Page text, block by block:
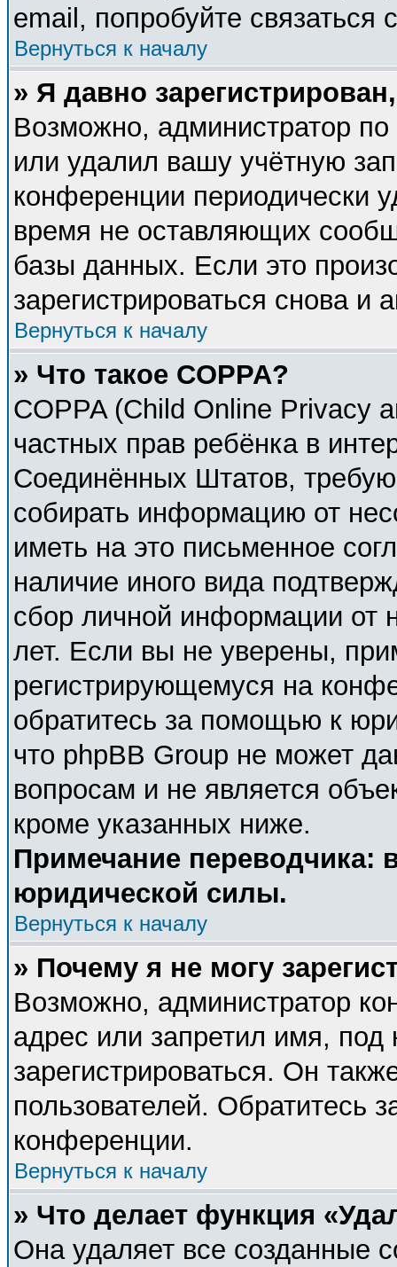
email, попробуйте связаться
Вернуться к началу
» Я давно
Возможно, администратор по
или удалил вашу учётную
конференции периодически
время не оставляющих
базы данных. Если это
зарегистрироваться снова и
Вернуться к началу
» Что такое COPPA?
COPPA (Child Online Privacy
частных прав ребёнка в
Соединённых Штатов,
собирать информацию от
иметь на это письменное
наличие иного вида
сбор личной информации от
лет. Если вы не уверены,
регистрирующемуся на
обратитесь за помощью к
что phpBB Group не может
вопросам и не является
кроме указанных ниже.
Примечание переводчика:
юридической силы.
Вернуться к началу
» Почему я не могу
Возможно, администратор
адрес или запретил имя,
зарегистрироваться. Он
пользователей. Обратитесь
конференции.
Вернуться к началу
» Что делает функция
Она удаляет все созданные